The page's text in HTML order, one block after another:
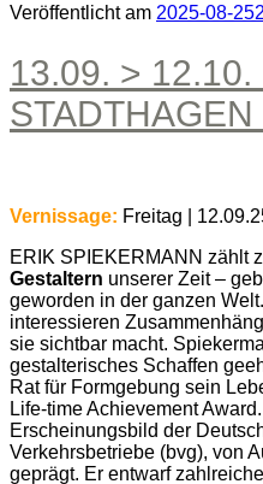
Veröffentlicht am 2025-08-25
13.09. > 12.10.
Vernissage: Freitag |
ERIK SPIEKERMANN zählt
Gestaltern unserer Zeit –
geworden in der ganzen
interessieren
sie sichtbar macht.
gestalterisches Schaffen
Rat für Formgebung sein
Life-time Achievement
Erscheinungsbild der
Verkehrsbetriebe (bvg), von
geprägt. Er entwarf